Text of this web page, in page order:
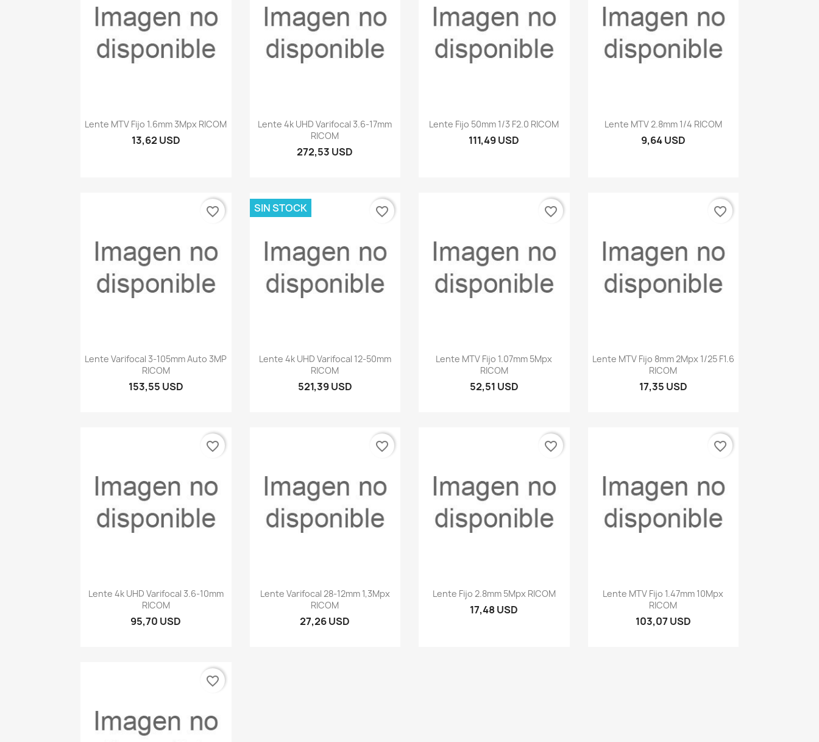
Vista rápida
Lente MTV Fijo 1.6mm 3Mpx RICOM
13,62 USD
Vista rápida
Lente 4k UHD Varifocal 3.6-17mm
RICOM
272,53 USD
Vista rápida
Lente Fijo 50mm 1/3 F2.0 RICOM
111,49 USD
Vista rápida
Lente MTV 2.8mm 1/4 RICOM
9,64 USD
Vista rápida
Lente Varifocal 3-105mm Auto 3MP
RICOM
153,55 USD
favorite_border
Vista rápida
Lente 4k UHD Varifocal 12-50mm
RICOM
521,39 USD
SIN STOCK favorite_border
Vista rápida
Lente MTV Fijo 1.07mm 5Mpx
RICOM
52,51 USD
favorite_border
Vista rápida
Lente MTV Fijo 8mm 2Mpx 1/25 F1.6
RICOM
17,35 USD
favorite_border
Vista rápida
Lente 4k UHD Varifocal 3.6-10mm
RICOM
95,70 USD
favorite_border
Vista rápida
Lente Varifocal 28-12mm 1,3Mpx
RICOM
27,26 USD
favorite_border
 Vista rápida
Lente Fijo 2.8mm 5Mpx RICOM
17,48 USD
favorite_border
Vista rápida
Lente MTV Fijo 1.47mm 10Mpx
RICOM
103,07 USD
favorite_border
favorite_border